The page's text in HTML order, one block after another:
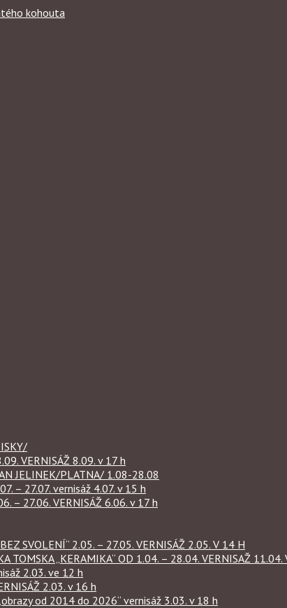
VERNISÁŽ 8.09. v 17 h
JELINEK/PLATNA/ 1.08-28.08
– 27.07. vernisáž 4.07. v 15 h
– 27.06. VERNISÁŽ 6.06. v 17 h
SVOLENÍ“ 2.05. – 27.05. VERNISÁŽ 2.05. V 14 H
TOMSKA „KERAMIKA“ OD 1.04. – 28.04. VERNISAŽ 11.04.
2.03. ve 12 h
2.03. v 16 h
od 2014 do 2026“ vernisáž 3.03. v 18 h